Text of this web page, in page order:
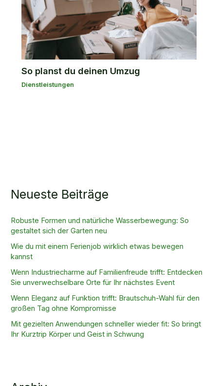
So planst du deinen Umzug
Dienstleistungen
Neueste Beiträge
Robuste Formen und natürliche Wasserbewegung: So
gestaltet sich der Garten neu
Wie du mit einem Ferienjob wirklich etwas bewegen
kannst
Wenn Industriecharme auf Familienfreude trifft: Entdecken
Sie unverwechselbare Orte für Ihr nächstes Event
Wenn Eleganz auf Funktion trifft: Brautschuh-Wahl für den
großen Tag ohne Kompromisse
Mit gezielten Anwendungen schneller wieder fit: So bringt
Ihr Kurztrip Körper und Geist in Schwung